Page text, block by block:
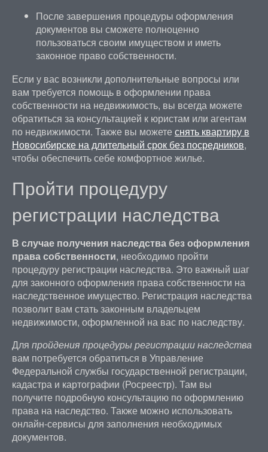
После завершения процедуры оформления
документов вы сможете полноценно
пользоваться своим имуществом и иметь
законное право собственности.
Если у вас возникли дополнительные вопросы или
вам требуется помощь в оформлении права
собственности на недвижимость, вы всегда можете
обратиться за консультацией к юристам или агентам
по недвижимости. Также вы можете снять квартиру в
Новосибирске на длительный срок без посредников,
чтобы обеспечить себе комфортное жилье.
Пройти процедуру
регистрации наследства
В случае получения наследства без оформления
права собственности, необходимо пройти
процедуру регистрации наследства. Это важный шаг
для законного оформления права собственности на
наследственное имущество. Регистрация наследства
позволит вам стать законным владельцем
недвижимости, оформленной на вас по наследству.
Для пройдения процедуры регистрации наследства
вам потребуется обратиться в Управление
Федеральной службы государственной регистрации,
кадастра и картографии (Росреестр). Там вы
получите подробную консультацию по оформлению
права на наследство. Также можно использовать
онлайн-сервисы для заполнения необходимых
документов.